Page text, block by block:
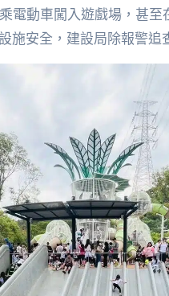
電動車闖入遊戲場，甚
施安全，建設局除報警追